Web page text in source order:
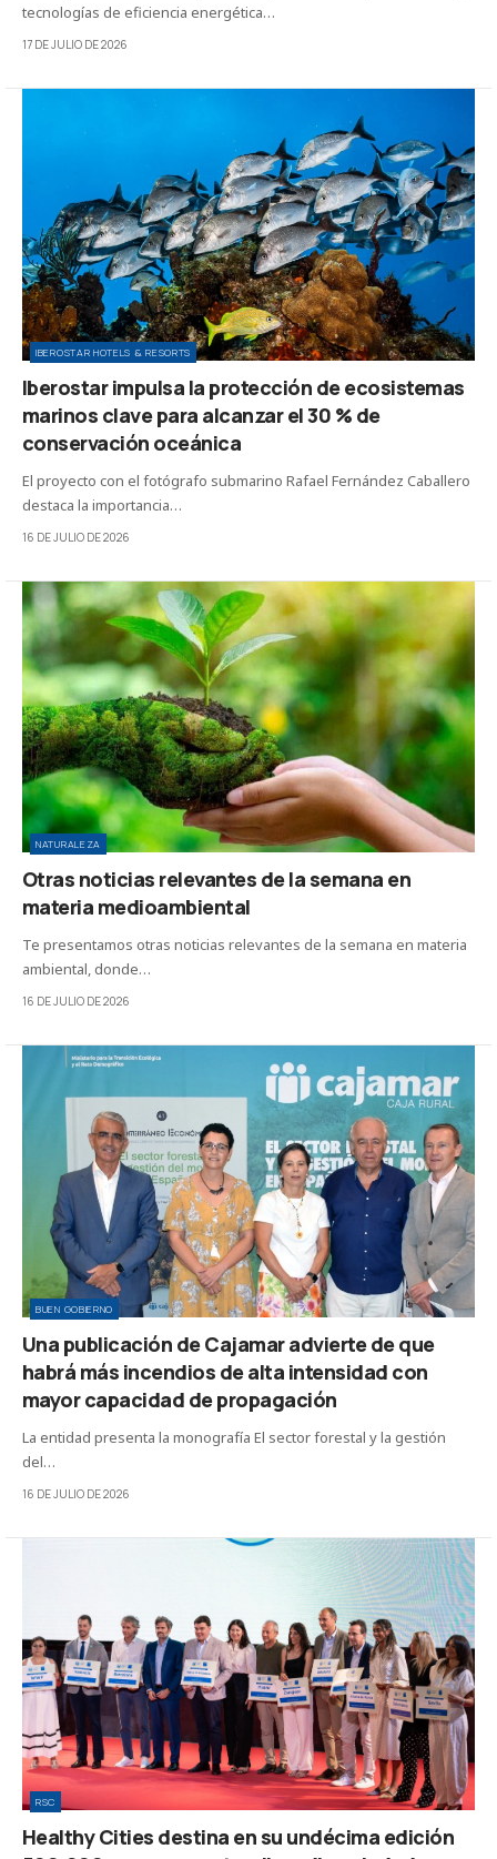
tecnologías de eficiencia energética…
17 DE JULIO DE 2026
IBEROSTAR HOTELS & RESORTS
Iberostar impulsa la protección de ecosistemas
marinos clave para alcanzar el 30 % de
conservación oceánica
El proyecto con el fotógrafo submarino Rafael Fernández Caballero
destaca la importancia…
16 DE JULIO DE 2026
NATURALEZA
Otras noticias relevantes de la semana en
materia medioambiental
Te presentamos otras noticias relevantes de la semana en materia
ambiental, donde…
16 DE JULIO DE 2026
BUEN GOBIERNO
Una publicación de Cajamar advierte de que
habrá más incendios de alta intensidad con
mayor capacidad de propagación
La entidad presenta la monografía El sector forestal y la gestión
del…
16 DE JULIO DE 2026
RSC
Healthy Cities destina en su undécima edición